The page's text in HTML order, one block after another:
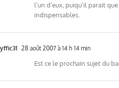
l’un d’eux, puiqu’il parait
indispensables.
yffic31 28 août 2007 à 14 h 14 min
Est ce le prochain sujet du